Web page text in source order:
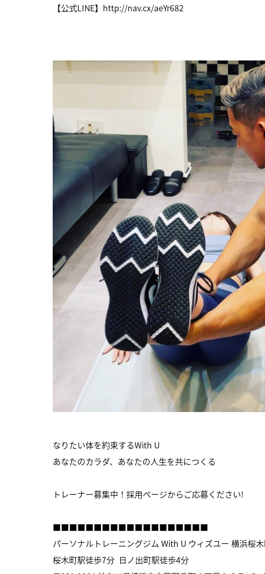
【公式LINE】 http://nav.cx/aeYr682
なりたい体を約束するWith U
あなたのカラダ、あなたの人生を共につくる
トレーナー募集中！採用ページからご応募ください!
■■■■■■■■■■■■■■■■■■■
パーソナルトレーニングジム With U ウィズユー 横浜桜
桜木町駅徒歩7分 日ノ出町駅徒歩4分